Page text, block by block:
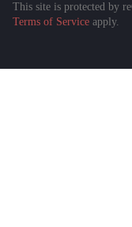
This site is protected by
Terms of Service apply.